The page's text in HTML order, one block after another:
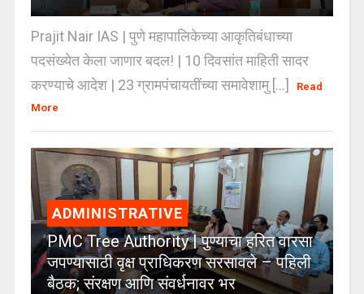
Prajit Nair IAS | पुणे महापालिकेच्या आकृतिबंधाच्या
पदसंख्येत केला जाणार बदल! | 10 दिवसांत माहिती सादर
करण्याचे आदेश | 23 ग्रामपंचायतींच्या समावेशामु [...]
Read
More
ADMINISTRATIVE
PMC Tree Authority | पुण्याचा हरित वारसा
जपण्यासाठी वृक्ष प्राधिकरण सरसावले – पहिली
बैठक; संरक्षण आणि संवर्धनावर भर